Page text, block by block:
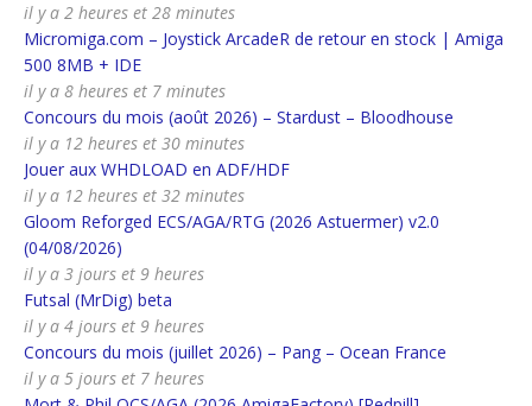
il y a 2 heures et 28 minutes
Micromiga.com – Joystick ArcadeR de retour en stock | Amiga
500 8MB + IDE
il y a 8 heures et 7 minutes
Concours du mois (août 2026) – Stardust – Bloodhouse
il y a 12 heures et 30 minutes
Jouer aux WHDLOAD en ADF/HDF
il y a 12 heures et 32 minutes
Gloom Reforged ECS/AGA/RTG (2026 Astuermer) v2.0
(04/08/2026)
il y a 3 jours et 9 heures
Futsal (MrDig) beta
il y a 4 jours et 9 heures
Concours du mois (juillet 2026) – Pang – Ocean France
il y a 5 jours et 7 heures